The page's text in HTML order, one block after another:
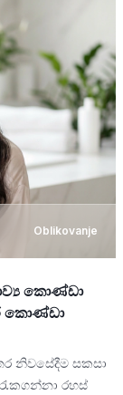
Oblikovanje
කොණ්ඩා
කොණ්ඩා
නිවසේදීම සකසා
රහස්